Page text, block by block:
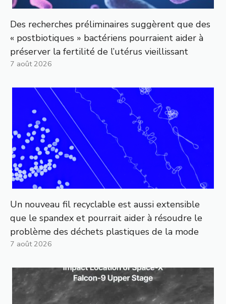
Des recherches préliminaires suggèrent que des
« postbiotiques » bactériens pourraient aider à
préserver la fertilité de l’utérus vieillissant
7 août 2026
Un nouveau fil recyclable est aussi extensible
que le spandex et pourrait aider à résoudre le
problème des déchets plastiques de la mode
7 août 2026